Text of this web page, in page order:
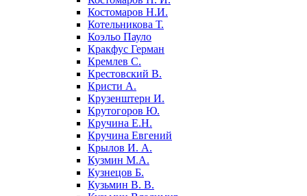
Костомаров Н.И.
Котельникова Т.
Коэльо Пауло
Кракфус Герман
Кремлев С.
Крестовский В.
Кристи А.
Крузенштерн И.
Крутогоров Ю.
Кручина Е.Н.
Кручина Евгений
Крылов И. А.
Кузмин М.А.
Кузнецов Б.
Кузьмин В. В.